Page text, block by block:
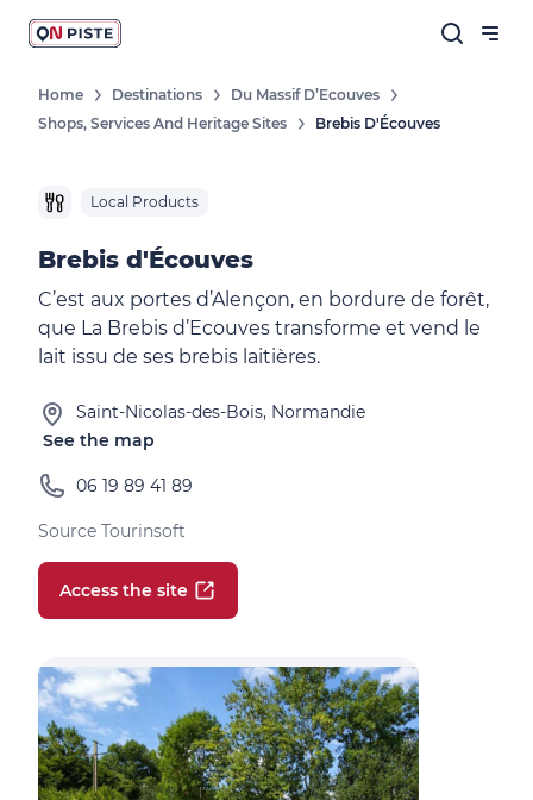
Home Destinations
Du Massif D’Ecouves
Shops, Services And Heritage Sites
Brebis D'Écouves
Local Products
Brebis d'Écouves
C’est aux portes d’Alençon, en bordure de forêt,
que La Brebis d’Ecouves transforme et vend le
lait issu de ses brebis laitières.
Saint-Nicolas-des-Bois, Normandie
See the map
06 19 89 41 89
Source Tourinsoft
Access the site